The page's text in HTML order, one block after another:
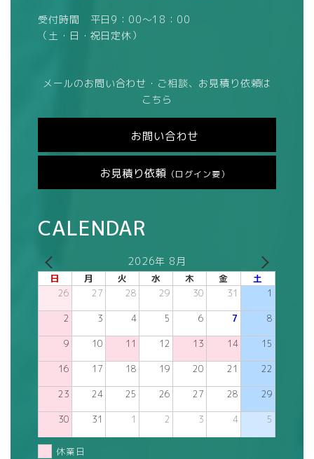
受付時間 平日9：00～18：00
（土・日・祝日定休）
メールのお問い合わせ・ご相談、お見積り依頼は
こちら
お問い合わせ
お見積り依頼 （ログイン要）
CALENDAR
2026年 8月
日 月 火 水 木 金 土
26 27 28 29 30 31 1
2 3 4 5 6 7 8
9 10 11 12 13 14 15
16 17 18 19 20 21 22
23 24 25 26 27 28 29
30 31 1 2 3 4 5
休業日